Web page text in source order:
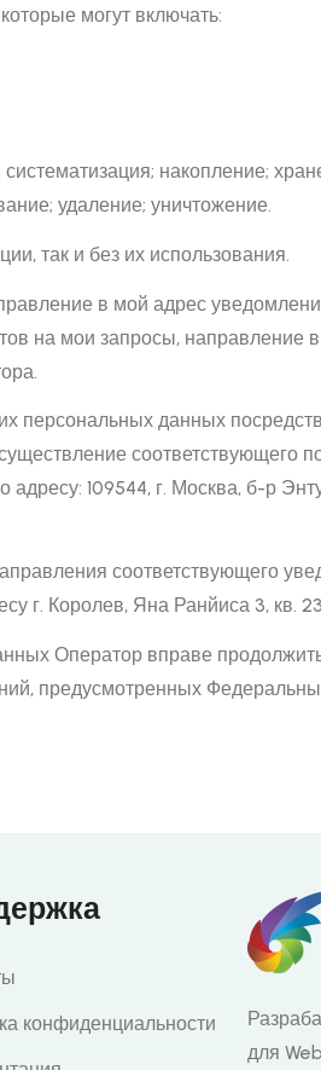
могут включать:
накопление;
удаление; уничтожение.
так и без их использования.
в мой адрес
на мои запросы, направление
персональных данных
соответствующего
109544, г. Москва, б-р
соответствующего
г. Королев, Яна Ранйиса 3, кв.
Оператор вправе
предусмотренных
конфиденциальности
для